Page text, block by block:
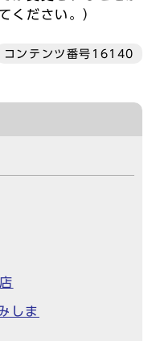
ください。）
コンテンツ番号16140
しま